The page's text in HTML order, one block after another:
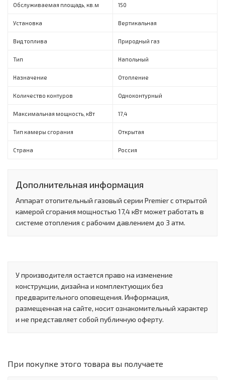
Обслуживаемая площадь, кв.м 150
Установка Вертикальная
Вид топлива Природный газ
Тип Напольный
Назначение Отопление
Количество контуров Одноконтурный
Максимальная мощность, кВт 17,4
Тип камеры сгорания Открытая
Страна Россия
Дополнительная информация
Аппарат отопительный газовый серии Premier с открытой
камерой сгорания мощностью 17,4 кВт может работать в
системе отопления с рабочим давлением до 3 атм.
У производителя остается право на изменение
конструкции, дизайна и комплектующих без
предварительного оповещения. Информация,
размещенная на сайте, носит ознакомительный характер
и не представляет собой публичную оферту.
При покупке этого товара вы получаете